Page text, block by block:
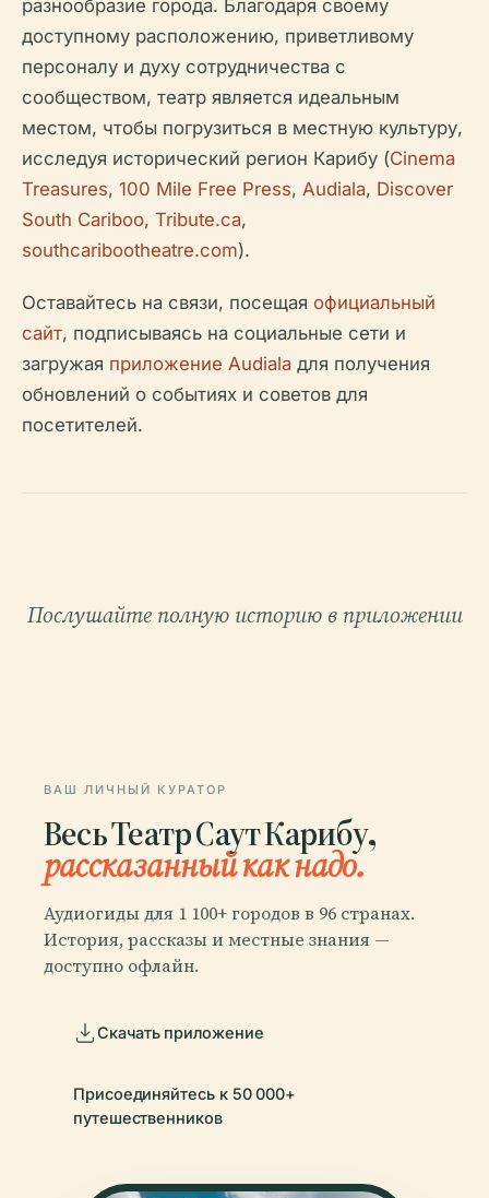
разнообразие города. Благодаря своему
доступному расположению, приветливому
персоналу и духу сотрудничества с
сообществом, театр является идеальным
местом, чтобы погрузиться в местную культуру,
исследуя исторический регион Карибу (Cinema
Treasures, 100 Mile Free Press, Audiala, Discover
South Cariboo, Tribute.ca,
southcaribootheatre.com).
Оставайтесь на связи, посещая официальный
сайт, подписываясь на социальные сети и
загружая приложение Audiala для получения
обновлений о событиях и советов для
посетителей.
Послушайте полную историю в приложении
ВАШ ЛИЧНЫЙ КУРАТОР
Весь Театр Саут Карибу,
рассказанный как надо.
Аудиогиды для 1 100+ городов в 96 странах.
История, рассказы и местные знания —
доступно офлайн.
Скачать приложение
Присоединяйтесь к 50 000+
путешественников